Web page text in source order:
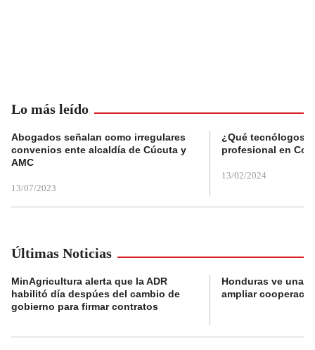
Lo más leído
Abogados señalan como irregulares
convenios ente alcaldía de Cúcuta y
AMC
13/07/2023
¿Qué tecnólogos
profesional en
13/02/2024
Últimas Noticias
MinAgricultura alerta que la ADR
habilitó día despúes del cambio de
gobierno para firmar contratos
Honduras ve una
ampliar